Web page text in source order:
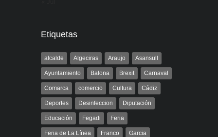
Etiquetas
alcalde Algeciras Araujo Asansull
Ayuntamiento Balona Brexit Carnaval
Comarca comercio Cultura Cádiz
Deportes Desinfeccion Diputación
Educación Fegadi Feria
Feria de La Línea Franco Garcia